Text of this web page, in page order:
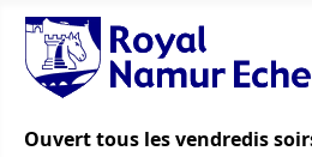
Ouvert tous les vendredis